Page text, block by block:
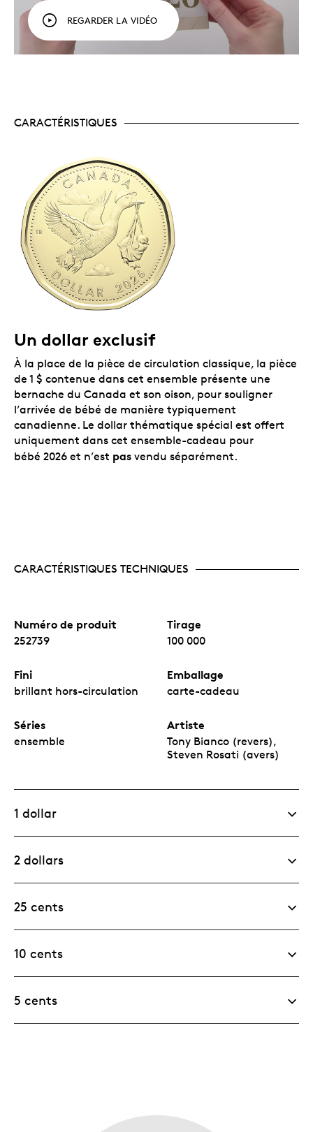
bébé, à lire dans quelques années! À l’intérieur
de la carte-cadeau se trouve suffisamment
d’espace pour inscrire des renseignements sur
bébé et ajouter un message personnalisé que le
et Ô Canada) présente un motif de bernache
en personne, à apprécier ensemble ou à envoyer
à l’étranger, cet ensemble-cadeau constitue une
façon originale de souligner un moment
important et d’en conserver un souvenir
impérissable.
Assorti d’une enveloppe.Besoin de l’expédier par
la poste? Chaque ensemble vient avec une
enveloppe.
Tirage limité à 100 000 ensembles.
le vôtre dès aujourd’hui.
Emballage
L’ensemble-cadeau pour bébé 2026 est présenté dans
cinq pièces dans un emballage-coque, et comporte
un espace pour inscrire des renseignements sur le
bébé et ajouter un message personnalisé. Le tout est
assorti d’une enveloppe blanche conçue pour offrir ce
magnifique cadeau ou l’envoyer par la poste.
REGARDER LA VIDÉO
CARACTÉRISTIQUES
Un dollar exclusif
À la place de la pièce de circulation classique, la pièce
de 1 $ contenue dans cet ensemble présente une
bernache du Canada et son oison, pour souligner
l’arrivée de bébé de manière typiquement
canadienne. Le dollar thématique spécial est offert
uniquement dans cet ensemble-cadeau pour
bébé 2026 et n’est pas vendu séparément.
CARACTÉRISTIQUES TECHNIQUES
Numéro de produit
252739
Tirage
100 000
Fini
brillant hors-circulation
Emballage
carte-cadeau
Séries
ensemble
Artiste
Tony Bianco (revers),
Steven Rosati (avers)
1 dollar
2 dollars
25 cents
10 cents
5 cents